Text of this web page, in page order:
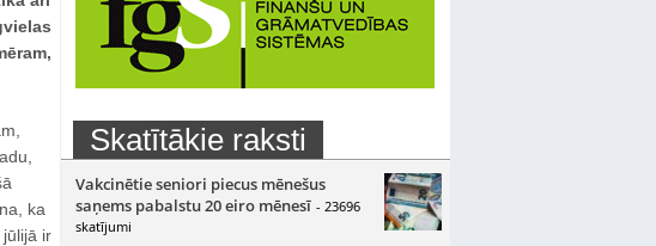
ka
ir
Skatītākie raksti
Vakcinētie seniori piecus mēnešus
saņems pabalstu 20 eiro mēnesī - 23696
skatījumi